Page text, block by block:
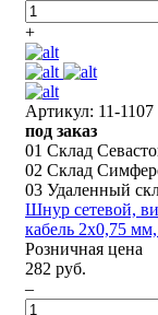
+
Артикул: 11-1107
под заказ
01 Склад
02 Склад
03 Удаленный
Шнур сетевой,
кабель 2x0,75
Розничная цена
282 руб.
–